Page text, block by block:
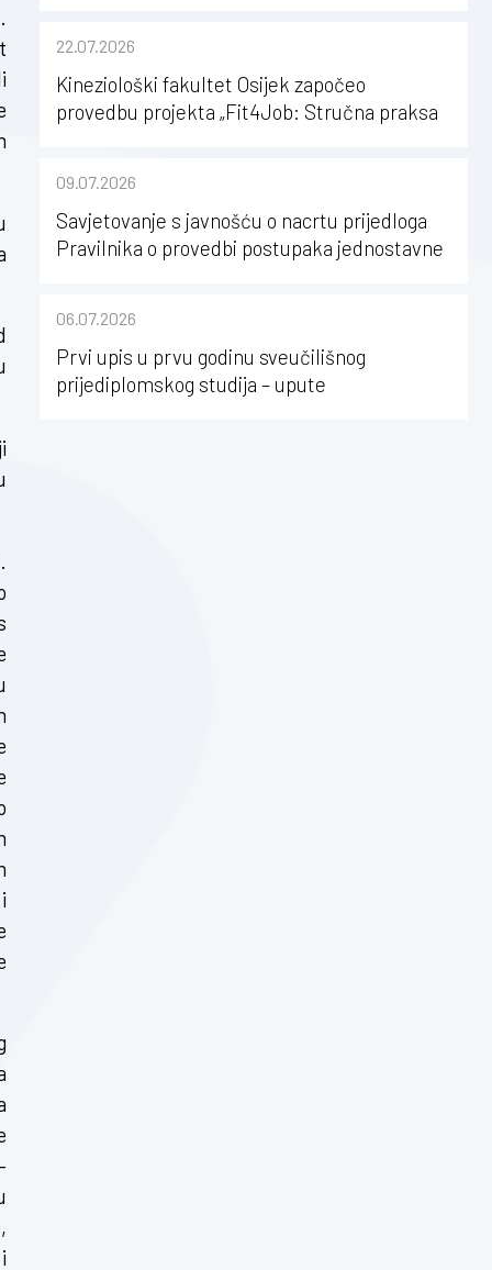
22.07.2026
Kineziološki fakultet Osijek započeo
provedbu projekta „Fit4Job: Stručna praksa
09.07.2026
Savjetovanje s javnošću o nacrtu prijedloga
Pravilnika o provedbi postupaka jednostavne
Strossmayera u Osijeku
06.07.2026
Prvi upis u prvu godinu sveučilišnog
prijediplomskog studija – upute